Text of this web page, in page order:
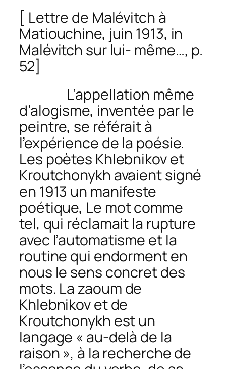
[ Lettre de Malévitch à
Matiouchine, juin 1913, in
Malévitch sur lui- même…, p.
52]
L’appellation même
d’alogisme, inventée par le
peintre, se référait à
l’expérience de la poésie.
Les poètes Khlebnikov et
Kroutchonykh avaient signé
en 1913 un manifeste
poétique, Le mot comme
tel, qui réclamait la rupture
avec l’automatisme et la
routine qui endorment en
nous le sens concret des
mots. Lazaoum de
Khlebnikov et de
Kroutchonykh est un
langage « au-delà de la
raison », à la recherche de